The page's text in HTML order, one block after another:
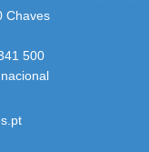
Chaves
500